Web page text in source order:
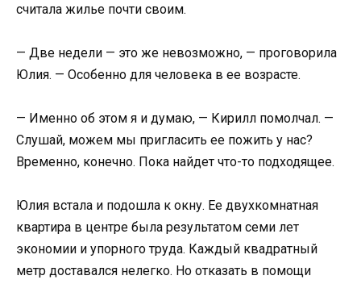
считала жилье почти своим.
— Две недели — это же невозможно, — проговорила
Юлия. — Особенно для человека в ее возрасте.
— Именно об этом я и думаю, — Кирилл помолчал. —
Слушай, можем мы пригласить ее пожить у нас?
Временно, конечно. Пока найдет что-то подходящее.
Юлия встала и подошла к окну. Ее двухкомнатная
квартира в центре была результатом семи лет
экономии и упорного труда. Каждый квадратный
метр доставался нелегко. Но отказать в помощи